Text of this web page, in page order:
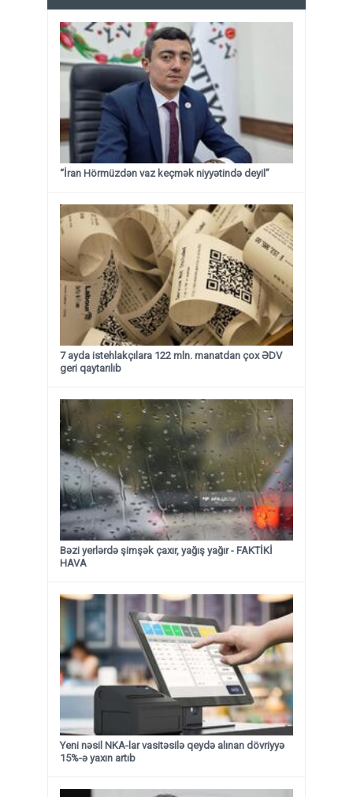
“İran Hörmüzdən vaz keçmək niyyətində deyil”
7 ayda istehlakçılara 122 mln. manatdan çox ƏDV
geri qaytarılıb
Bəzi yerlərdə şimşək çaxır, yağış yağır - FAKTİKİ
HAVA
Yeni nəsil NKA-lar vasitəsilə qeydə alınan dövriyyə
15%-ə yaxın artıb